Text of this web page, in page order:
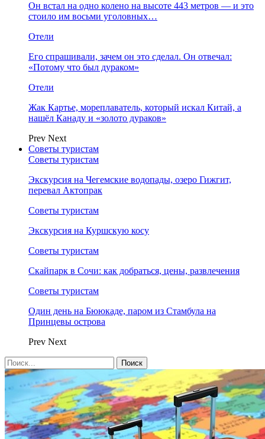
Он встал на одно колено на высоте 443 метров — и это
стоило им восьми уголовных…
Отели
Его спрашивали, зачем он это сделал. Он отвечал:
«Потому что был дураком»
Отели
Жак Картье, мореплаватель, который искал Китай, а
нашёл Канаду и «золото дураков»
Prev Next
Советы туристам
Советы туристам
Экскурсия на Чегемские водопады, озеро Гижгит,
перевал Актопрак
Советы туристам
Экскурсия на Куршскую косу
Советы туристам
Скайпарк в Сочи: как добраться, цены, развлечения
Советы туристам
Один день на Бююкаде, паром из Стамбула на
Принцевы острова
Prev Next